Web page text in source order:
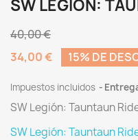
SW LEGIÓN:
40,00 €
34,00 €
15% DE
Impuestos incluidos
SW Legión: Tauntaun
SW Legión: Tauntaun